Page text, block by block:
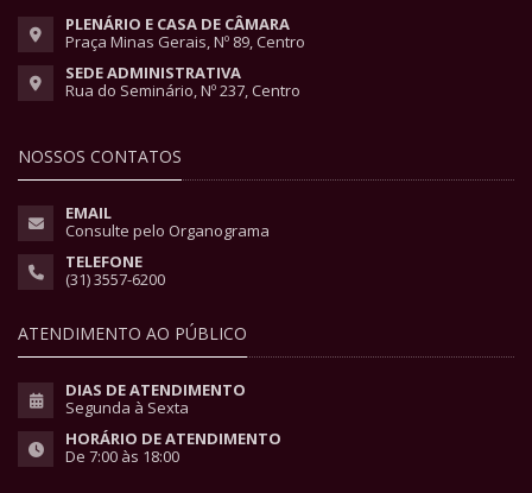
PLENÁRIO E CASA DE CÂMARA
Praça Minas Gerais, Nº 89, Centro
SEDE ADMINISTRATIVA
Rua do Seminário, Nº 237, Centro
NOSSOS CONTATOS
EMAIL
Consulte pelo Organograma
TELEFONE
(31) 3557-6200
ATENDIMENTO AO PÚBLICO
DIAS DE ATENDIMENTO
Segunda à Sexta
HORÁRIO DE ATENDIMENTO
De 7:00 às 18:00